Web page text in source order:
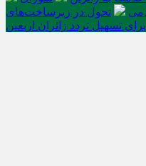
تحول در زیرساخت‌های
تسهیل تردد زائران اربعین